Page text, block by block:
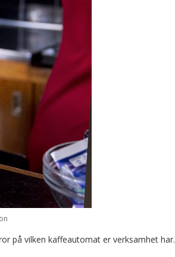
på vilken kaffeautomat er verksamhet har.